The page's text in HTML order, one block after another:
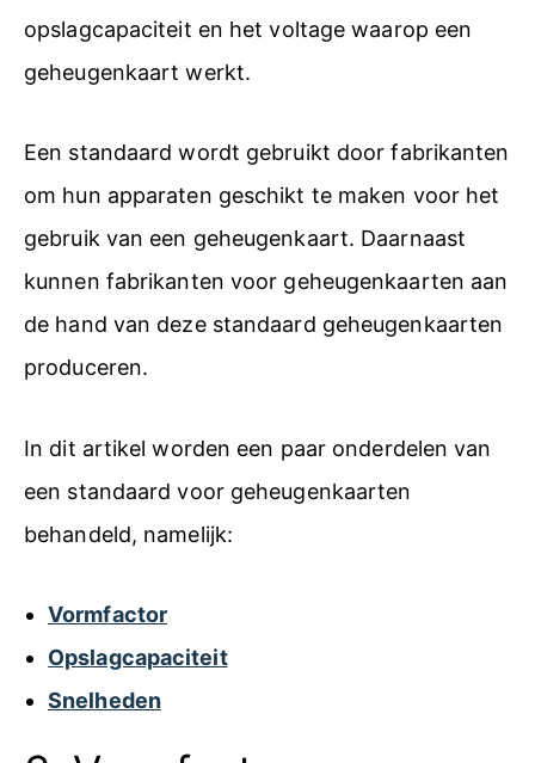
opslagcapaciteit en het voltage waarop een
geheugenkaart werkt.
Een standaard wordt gebruikt door fabrikanten
om hun apparaten geschikt te maken voor het
gebruik van een geheugenkaart. Daarnaast
kunnen fabrikanten voor geheugenkaarten aan
de hand van deze standaard geheugenkaarten
produceren.
In dit artikel worden een paar onderdelen van
een standaard voor geheugenkaarten
behandeld, namelijk:
Vormfactor
Opslagcapaciteit
Snelheden